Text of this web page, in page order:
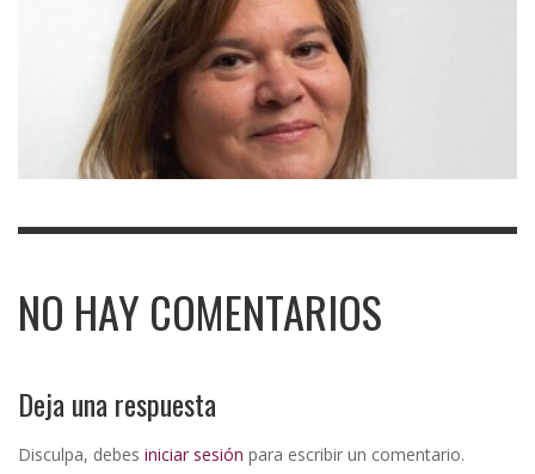
NO HAY COMENTARIOS
Deja una respuesta
Disculpa, debes iniciar sesión para escribir un comentario.